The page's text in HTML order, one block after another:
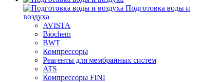
Подготовка воды и
воздуха
AVISTA
Biochem
BWT
Компрессоры
Реагенты для мембранных систем
ATS
Компрессоры FINI